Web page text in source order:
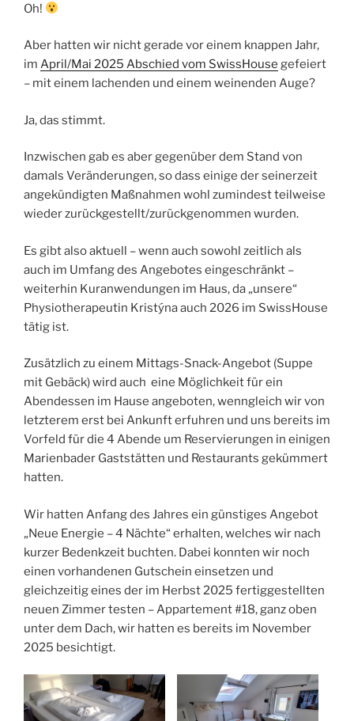
Oh!
Aber hatten wir nicht gerade vor einem knappen Jahr,
im April/Mai 2025 Abschied vom SwissHouse gefeiert
– mit einem lachenden und einem weinenden Auge?
Ja, das stimmt.
Inzwischen gab es aber gegenüber dem Stand von
damals Veränderungen, so dass einige der seinerzeit
angekündigten Maßnahmen wohl zumindest teilweise
wieder zurückgestellt/zurückgenommen wurden.
Es gibt also aktuell – wenn auch sowohl zeitlich als
auch im Umfang des Angebotes eingeschränkt –
weiterhin Kuranwendungen im Haus, da „unsere“
Physiotherapeutin Kristýna auch 2026 im SwissHouse
tätig ist.
Zusätzlich zu einem Mittags-Snack-Angebot (Suppe
mit Gebäck) wird auch eine Möglichkeit für ein
Abendessen im Hause angeboten, wenngleich wir von
letzterem erst bei Ankunft erfuhren und uns bereits im
Vorfeld für die 4 Abende um Reservierungen in einigen
Marienbader Gaststätten und Restaurants gekümmert
hatten.
Wir hatten Anfang des Jahres ein günstiges Angebot
„Neue Energie – 4 Nächte“ erhalten, welches wir nach
kurzer Bedenkzeit buchten. Dabei konnten wir noch
einen vorhandenen Gutschein einsetzen und
gleichzeitig eines der im Herbst 2025 fertiggestellten
neuen Zimmer testen – Appartement #18, ganz oben
unter dem Dach, wir hatten es bereits im November
2025 besichtigt.